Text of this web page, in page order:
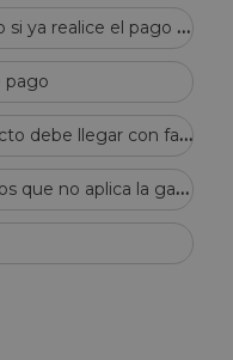
¿
Qué hago si ya realice el pago de mi pedido y no recibí el correo de confirmación?
pago
¿
Mi producto debe llegar con factura?
C
asos en los que no aplica la garantía de tu producto